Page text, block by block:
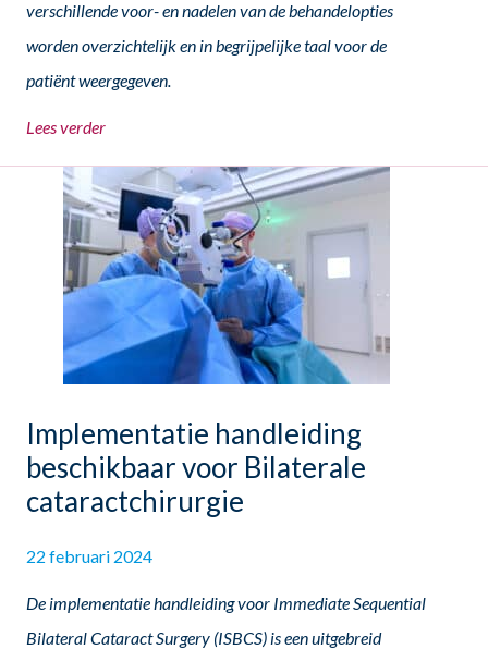
verschillende voor- en nadelen van de behandelopties
worden overzichtelijk en in begrijpelijke taal voor de
patiënt weergegeven.
Lees verder
Implementatie handleiding
beschikbaar voor Bilaterale
cataractchirurgie
22 februari 2024
De implementatie handleiding voor Immediate Sequential
Bilateral Cataract Surgery (ISBCS) is een uitgebreid